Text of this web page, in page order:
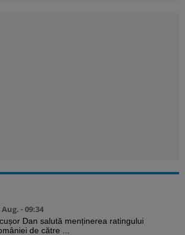
Aug. - 09:34
Dan salută menținerea ratingului
de către ...